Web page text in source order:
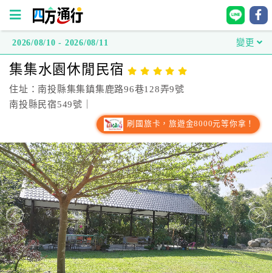
方
通
行
台
灣
訂
房
直
2026/08/10 - 2026/08/11 變更
集集水園休閒民宿
住址：南投縣集集鎮集鹿路96巷128弄9號
南投縣民宿549號｜
刷國旅卡，旅遊金8000元等你拿！